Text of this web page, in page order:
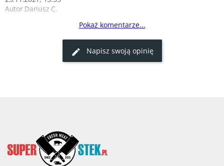
Autor Dariusz C.
Polecam fajne i kruche mięso warte polecenia
Polecam fajne i kruche mięso warte polecenia
Pokaż komentarze...
Napisz swoją opinię